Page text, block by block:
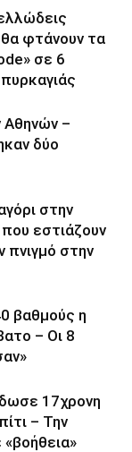
φτάνουν τα
σε 6
Αθηνών –
δύο
στην
εστιάζουν
πνιγμό στην
βαθμούς η
– Οι 8
17χρονη
– Την